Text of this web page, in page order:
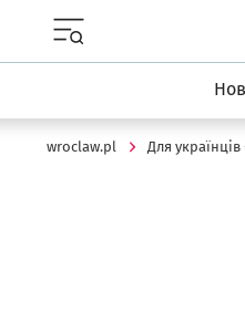
wroclaw.pl Для